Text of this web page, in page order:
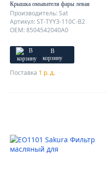
Крышка омывателя фары левая
Производитель: Sat
Артикул: ST-TYY3-110C-B2
OEM: 8504542040A0
В
корзину
Поставка 1 р. д.